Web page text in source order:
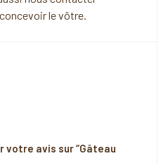
le vôtre.
votre avis sur “Gâteau